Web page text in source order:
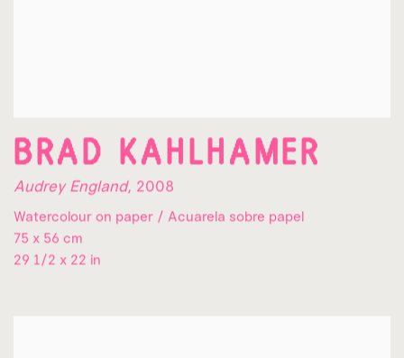
BRAD KAHLHAMER
Audrey England, 2008
Watercolour on paper / Acuarela sobre papel
75 x 56 cm
29 1/2 x 22 in